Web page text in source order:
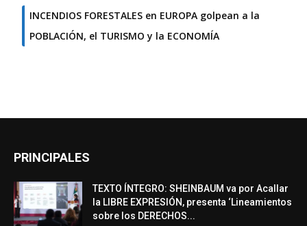
INCENDIOS FORESTALES en EUROPA golpean a la
POBLACIÓN, el TURISMO y la ECONOMÍA
PRINCIPALES
TEXTO ÍNTEGRO: SHEINBAUM va por Acallar
la LIBRE EXPRESIÓN, presenta ‘Lineamientos
sobre los DERECHOS...